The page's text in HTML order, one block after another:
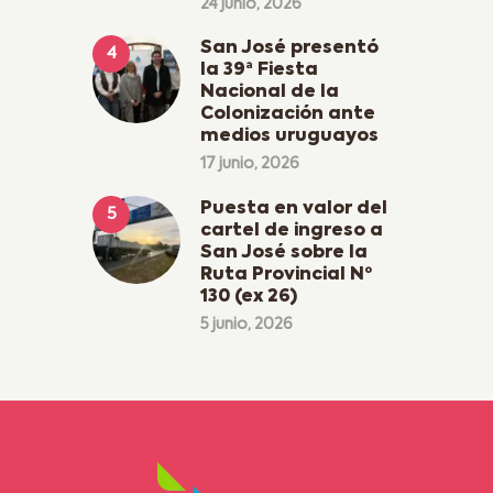
24 junio, 2026
San José presentó
la 39ª Fiesta
Nacional de la
Colonización ante
medios uruguayos
17 junio, 2026
Puesta en valor del
cartel de ingreso a
San José sobre la
Ruta Provincial Nº
130 (ex 26)
5 junio, 2026